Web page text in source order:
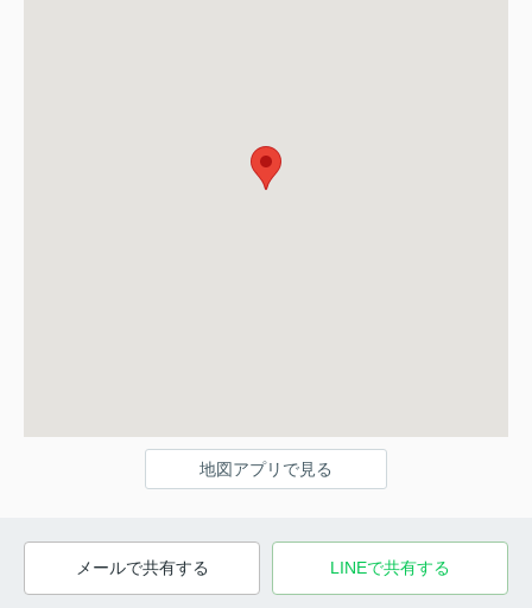
地図アプリで見る
メールで共有する LINEで共有する